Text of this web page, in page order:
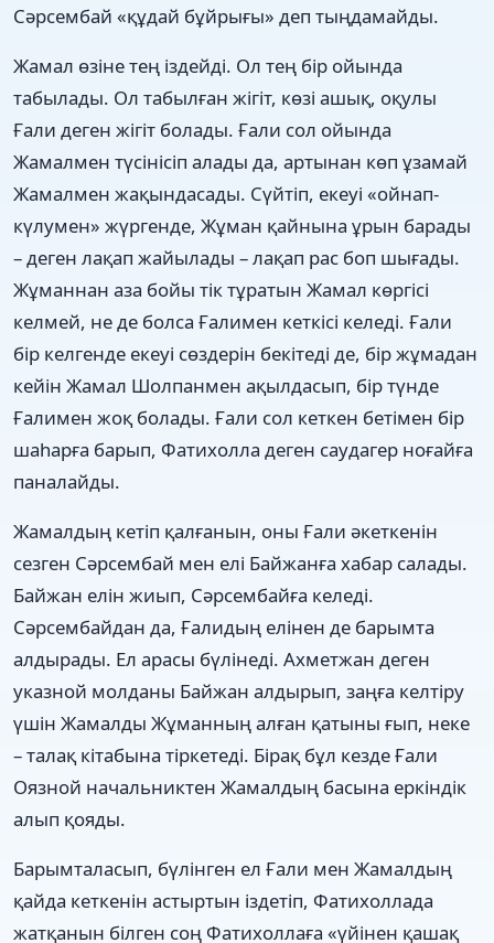
Сəрсембай «құдай бұйрығы» деп тыңдамайды.
Жамал өзіне тең іздейді. Ол тең бір ойында
табылады. Ол табылған жігіт, көзі ашық, оқулы
Ғали деген жігіт болады. Ғали сол ойында
Жамалмен түсінісіп алады да, артынан көп ұзамай
Жамалмен жақындасады. Сүйтіп, екеуі «ойнап-
күлумен» жүргенде, Жұман қайнына ұрын барады
– деген лақап жайылады – лақап рас боп шығады.
Жұманнан аза бойы тік тұратын Жамал көргісі
келмей, не де болса Ғалимен кеткісі келеді. Ғали
бір келгенде екеуі сөздерін бекітеді де, бір жұмадан
кейін Жамал Шолпанмен ақылдасып, бір түнде
Ғалимен жоқ болады. Ғали сол кеткен бетімен бір
шаһарға барып, Фатихолла деген саудагер ноғайға
паналайды.
Жамалдың кетіп қалғанын, оны Ғали əкеткенін
сезген Сəрсембай мен елі Байжанға хабар салады.
Байжан елін жиып, Сəрсембайға келеді.
Сəрсембайдан да, Ғалидың елінен де барымта
алдырады. Ел арасы бүлінеді. Ахметжан деген
указной молданы Байжан алдырып, заңға келтіру
үшін Жамалды Жұманның алған қатыны ғып, неке
– талақ кітабына тіркетеді. Бірақ бұл кезде Ғали
Оязной начальниктен Жамалдың басына еркіндік
алып қояды.
Барымталасып, бүлінген ел Ғали мен Жамалдың
қайда кеткенін астыртын іздетіп, Фатихоллада
жатқанын білген соң Фатихоллаға «үйінен қашақ